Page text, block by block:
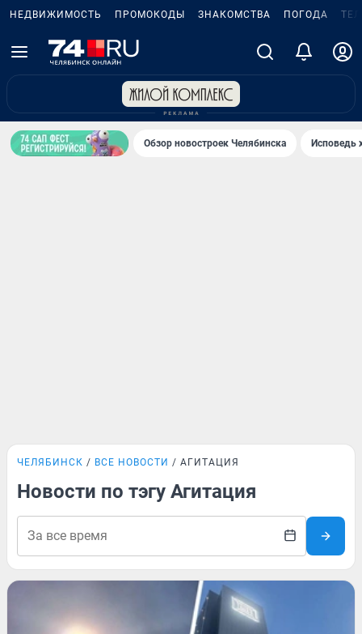
НЕДВИЖИМОСТЬ ПРОМОКОДЫ ЗНАКОМСТВА ПОГОДА
Обзор новостроек Челябинска Исповедь
ЧЕЛЯБИНСК ВСЕ НОВОСТИ АГИТАЦИЯ
Новости по тэгу Агитация